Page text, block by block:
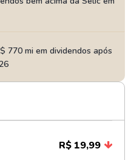
770 mi em dividendos após
R$ 19,99